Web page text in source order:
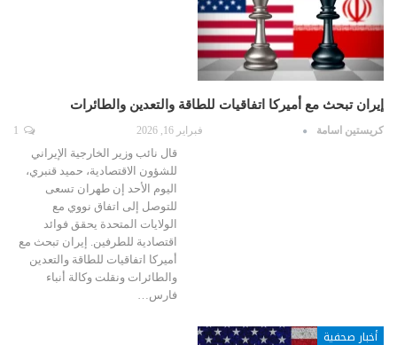
إيران تبحث مع أميركا اتفاقيات للطاقة والتعدين والطائرات
كريستين اسامة فبراير 16, 2026
قال نائب وزير الخارجية الإيراني
للشؤون الاقتصادية، حميد قنبري،
اليوم الأحد إن طهران تسعى
للتوصل إلى اتفاق نووي مع
الولايات المتحدة يحقق فوائد
اقتصادية للطرفين. إيران تبحث مع
أميركا اتفاقيات للطاقة والتعدين
والطائرات ونقلت وكالة أنباء
فارس…
أخبار صحفية